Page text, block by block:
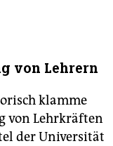
von Lehrern
klamme
von Lehrkräften
der Universität